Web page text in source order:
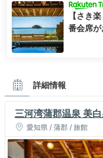
【さき
番会席
詳細情報
三河湾蒲郡温泉 美
愛知県 / 蒲郡 / 旅館